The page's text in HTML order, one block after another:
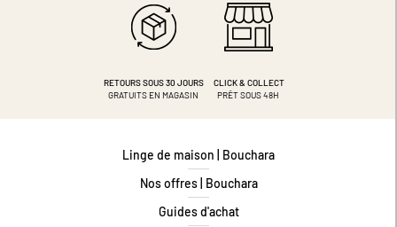
RETOURS SOUS 30 JOURS
GRATUITS EN MAGASIN
CLICK & COLLECT
PRÊT SOUS 48H
Linge de maison | Bouchara
Nos offres | Bouchara
Guides d'achat